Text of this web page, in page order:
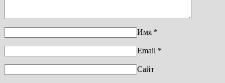
Имя *
Email *
Сайт